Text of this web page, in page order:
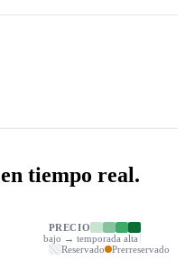
en tiempo real.
PRECIO
bajo → temporada alta
Reservado
Prerreservado